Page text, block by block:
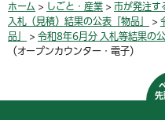
ホーム > しごと・産業 > 市が発注す
入札（見積）結果の公表「物品」
>
品」
> 令和8年6月分 入札等結果の公
（オープンカウンター・電子）
先